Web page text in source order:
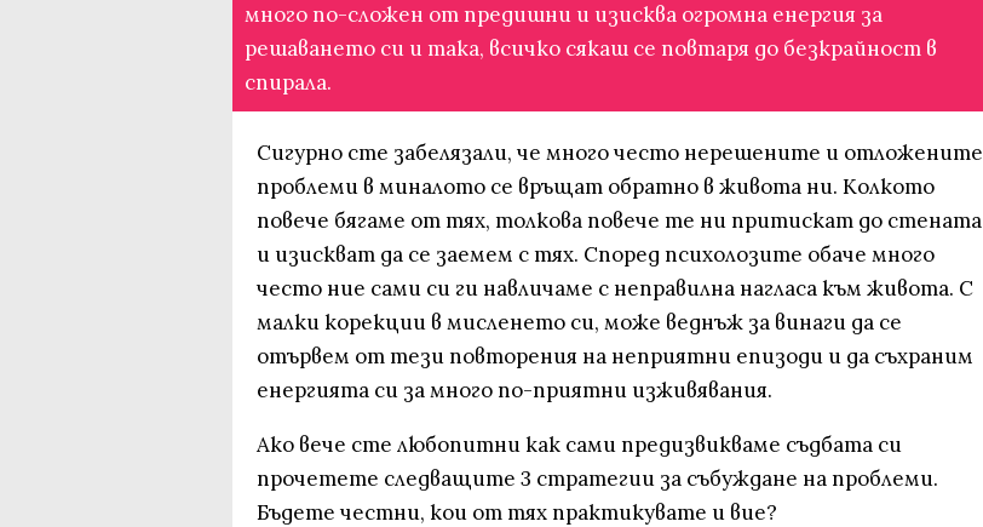
много по-сложен от предишни и изисква огромна енергия за
решаването си и така, всичко сякаш се повтаря до безкрайност в
спирала.
Сигурно сте забелязали, че много често нерешените и отложените
проблеми в миналото се връщат обратно в живота ни. Колкото
повече бягаме от тях, толкова повече те ни притискат до стената
и изискват да се заемем с тях. Според психолозите обаче много
често ние сами си ги навличаме с неправилна нагласа към живота. С
малки корекции в мисленето си, може веднъж за винаги да се
отървем от тези повторения на неприятни епизоди и да съхраним
енергията си за много по-приятни изживявания.
Ако вече сте любопитни как сами предизвикваме съдбата си
прочетете следващите 3 стратегии за събуждане на проблеми.
Бъдете честни, кои от тях практикувате и вие?